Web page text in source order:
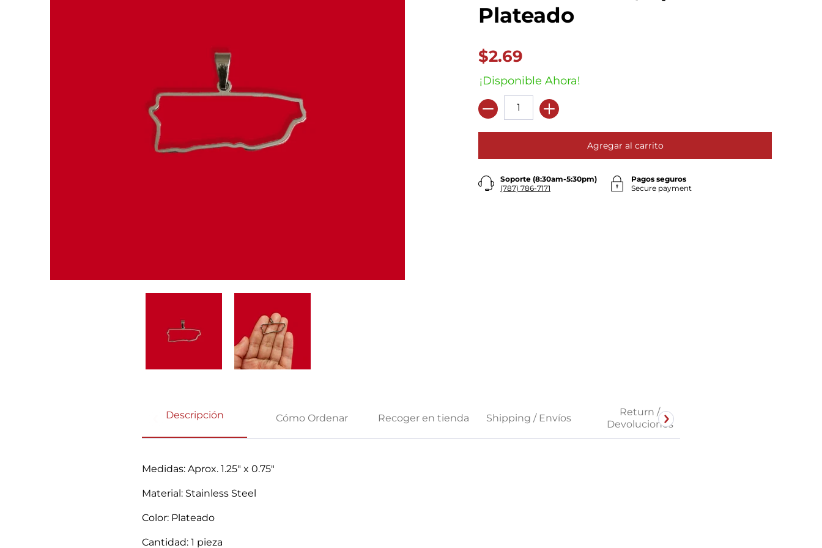
Plateado
$2.69
¡Disponible Ahora!
Cantidad
Agregar al carrito
Soporte (8:30am-5:30pm)
(787) 786-7171
Pagos seguros
Secure payment
Descripción Cómo Ordenar Recoger en tienda Shipping / Envíos
Return /
Devoluciones
Medidas: Aprox. 1.25" x 0.75"
Material: Stainless Steel
Color: Plateado
Cantidad: 1 pieza